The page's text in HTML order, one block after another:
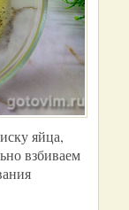
яйца,
взбиваем